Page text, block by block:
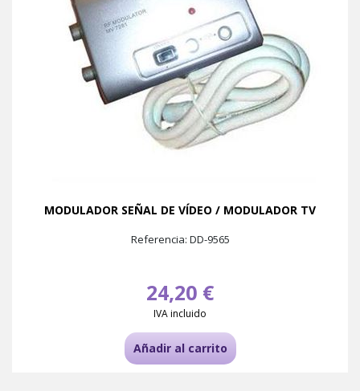
MODULADOR SEÑAL DE VÍDEO / MODULADOR TV
Referencia: DD-9565
24,20 €
IVA incluido
Añadir al carrito